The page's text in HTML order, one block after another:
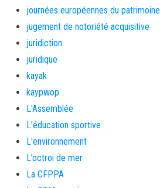
journées européennes du patrimoine
jugement de notoriété acquisitive
juridiction
juridique
kayak
kaypwop
L'Assemblée
L'éducation sportive
L'environnement
L’octroi de mer
La CFPPA